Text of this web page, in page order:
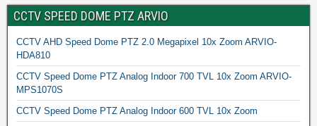
CCTV SPEED DOME PTZ ARVIO
CCTV AHD Speed Dome PTZ 2.0 Megapixel 10x Zoom ARVIO-
HDA810
CCTV Speed Dome PTZ Analog Indoor 700 TVL 10x Zoom ARVIO-
MPS1070S
CCTV Speed Dome PTZ Analog Indoor 600 TVL 10x Zoom